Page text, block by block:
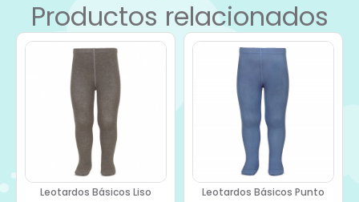
Productos relacionados
Leotardos Básicos Liso
Leotardos Básicos Punto